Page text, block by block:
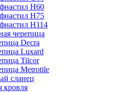
Н60
Н75
Н114
черепица
Decra
Luxard
Tilcor
Metrotile
сланец
кровля